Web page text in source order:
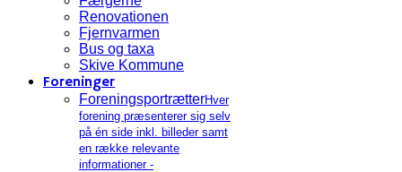
Renovationen
Fjernvarmen
Bus og taxa
Skive Kommune
Foreninger
ForeningsportrætterHver
forening præsenterer sig selv
på én side inkl. billeder samt
en række relevante
informationer -